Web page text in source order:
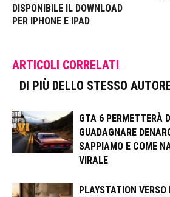
DISPONIBILE IL DOWNLOAD
PER IPHONE E IPAD
ARTICOLI CORRELATI
DI PIÙ DELLO STESSO
GTA 6 PERMETTERÀ
GUADAGNARE
SAPPIAMO E COME
VIRALE
PLAYSTATION